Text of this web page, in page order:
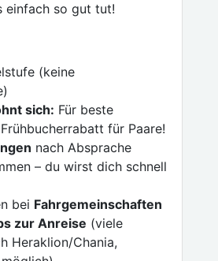
einfach so gut tut!
(keine
sich: Für beste
für Paare!
nach Absprache
– du wirst dich schnell
bei Fahrgemeinschaften
zur Anreise (viele
Heraklion/Chania,